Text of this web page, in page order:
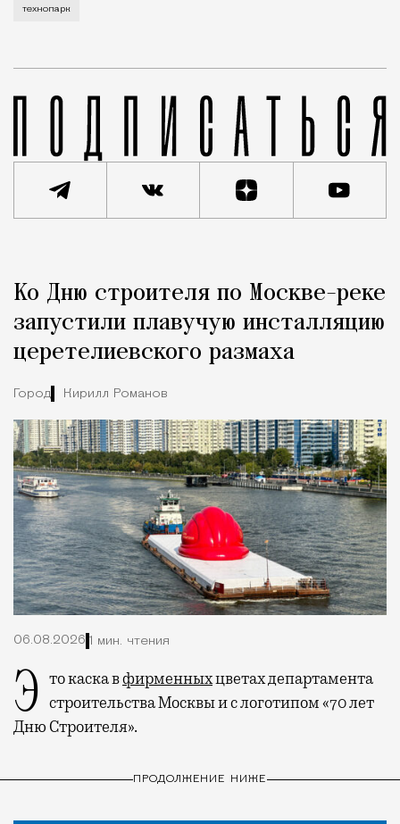
технопарк
Город
Ко Дню строителя по Москве-реке
запустили плавучую инсталляцию
церетелиевского размаха
Город Кирилл Романов
06.08.2026 1 мин. чтения
Это каска вфирменныхцветах департамента
строительства Москвы и с логотипом «70 лет
Дню Строителя».
ПРОДОЛЖЕНИЕ НИЖЕ